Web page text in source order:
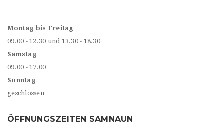
Montag bis Freitag
09.00 - 12.30 und 13.30 - 18.30
Samstag
09.00 - 17.00
Sonntag
geschlossen
ÖFFNUNGSZEITEN SAMNAUN